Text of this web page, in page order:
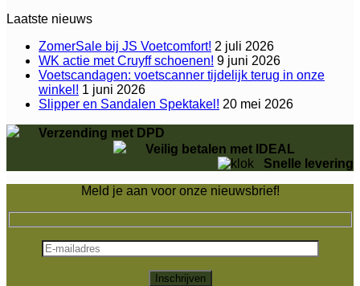
Laatste nieuws
ZomerSale bij JS Voetcomfort! 2 juli 2026
WK actie met Cruyff schoenen! 9 juni 2026
Voetscandagen: voetscanner tijdelijk terug in onze
winkel! 1 juni 2026
Slipper en Sandalen Spektakel! 20 mei 2026
Verzending met DPD
Veilig betalen met IDEAL
Snelle levering
Meld je aan voor onze nieuwsbrief!